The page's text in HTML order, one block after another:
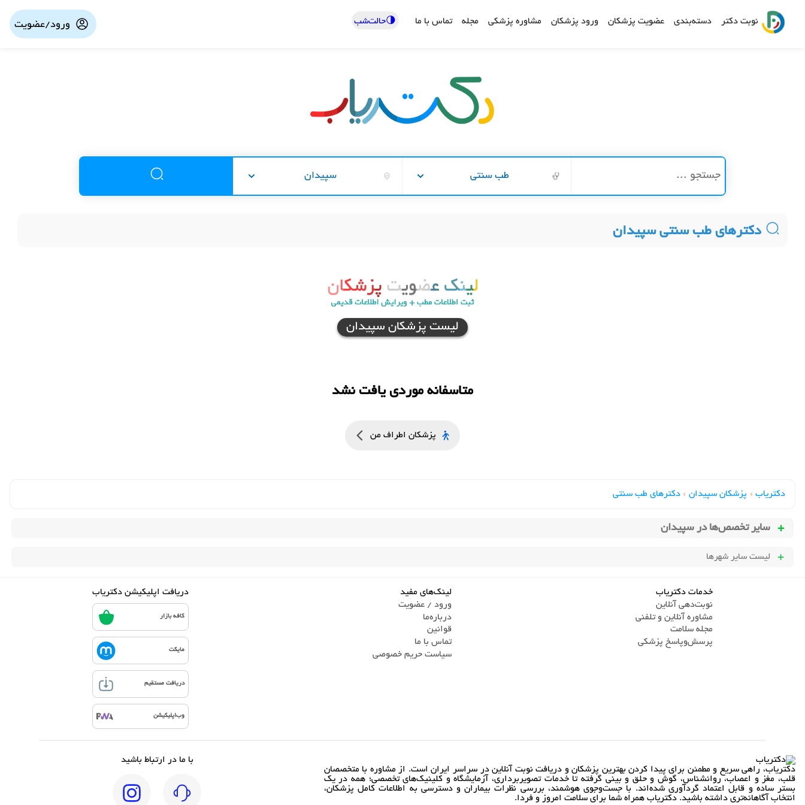
نوبت دکتر دسته‌بندی عضویت پزشکان ورود پزشکان مشاوره پزشکی مجله تماس با ما 🌗حالت‌شب ورود/عضویت
طب سنتی سپیدان
دکترهای طب سنتی سپیدان
لیست پزشکان سپیدان
متاسفانه موردی یافت نشد
پزشکان اطراف من
دکتریاب › پزشکان سپیدان › دکترهای طب سنتي
سایر تخصص‌ها در سپیدان
لیست سایر شهرها
خدمات دکتریاب
نوبت‌دهی آنلاین
مشاوره آنلاین و تلفنی
مجله سلامت
پرسش‌و‌پاسخ پزشکی
لینک‌های مفید
ورود / عضویت
درباره‌ما
قوانین
تماس ‌با ما
سیاست حریم خصوصی
دریافت اپلیکیشن دکتریاب
کافه بازار
مایکت
دریافت مستقیم
وب‌اپلیکیشن
دکتریاب، راهی سریع و مطمئن برای پیدا کردن بهترین پزشکان و دریافت نوبت آنلاین در سراسر ایران است. از مشاوره با متخصصان
قلب، مغز و اعصاب، روانشناس، گوش و حلق و بینی گرفته تا خدمات تصویربرداری، آزمایشگاه و کلینیک‌های تخصصی؛ همه در یک
بستر ساده و قابل اعتماد گردآوری شده‌اند. با جست‌وجوی هوشمند، بررسی نظرات بیماران و دسترسی به اطلاعات کامل پزشکان،
انتخاب آگاهانه‌تری داشته باشید. دکتریاب همراه شما برای سلامت امروز و فردا.
با ما در ارتباط باشید